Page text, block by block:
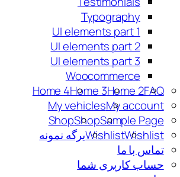
Typography
UI elements part 1
UI elements part 2
UI elements part 3
Woocommerce
FAQ
Home 2
Home 3
Home 4
My account
My vehicles
Sample Page
Shop
Shop
Wishlist
Wishlistبرگه نمونه
تماس با ما
حساب کاربری شما